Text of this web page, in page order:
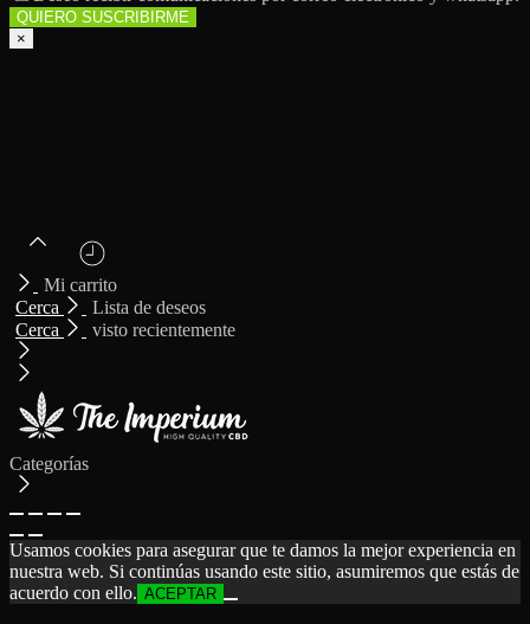
×
Mi carrito
Cerca
Lista de deseos
Cerca
visto recientemente
Categorías
Usamos cookies para asegurar que te damos la mejor experiencia en
nuestra web. Si continúas usando este sitio, asumiremos que estás de
acuerdo con ello. ACEPTAR